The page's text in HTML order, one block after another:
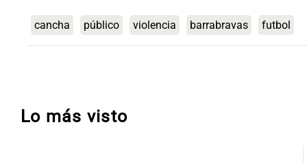
cancha público violencia barrabravas futbol
Lo más visto